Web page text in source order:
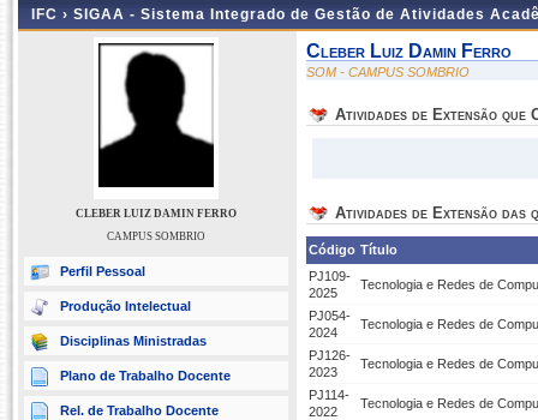
IFC › SIGAA - Sistema Integrado de Gestão de Atividades
CLEBER LUIZ DAMIN FERRO
CAMPUS SOMBRIO
Perfil Pessoal
Produção Intelectual
Disciplinas Ministradas
Plano de Trabalho Docente
Rel. de Trabalho Docente
Cleber Luiz Damin Ferro
SOM - CAMPUS SOMBRIO
Atividades de Extensão que
Atividades de Extensão das
Código Título
PJ109-
2025
Tecnologia e Redes de
PJ054-
2024
Tecnologia e Redes de
PJ126-
2023
Tecnologia e Redes de
PJ114-
2022
Tecnologia e Redes de